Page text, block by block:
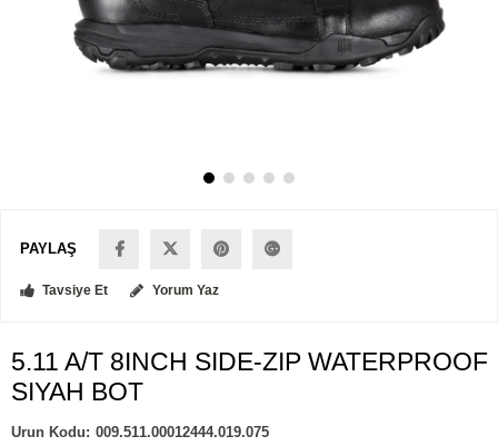
PAYLAŞ
Tavsiye Et Yorum Yaz
5.11 A/T 8INCH SIDE-ZIP WATERPROOF
SIYAH BOT
009.511.00012444.019.075